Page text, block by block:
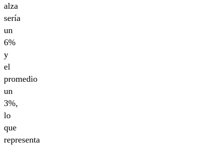
alza
sería
un
6%
y
el
promedio
un
3%,
lo
que
representa